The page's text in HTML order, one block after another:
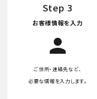
Step 3
お客様情報を入力
person
ご住所・連絡先など、
必要な情報を入力します。